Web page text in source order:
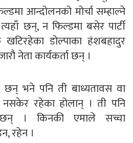
आन्दोलनको मोर्चा सम्हाल्ने
छन्, न फिल्डमा बसेर पार्टी
खटिरहेका डोल्पाका हंशबहादुर
नेता कार्यकर्ता छन् ।
छन् भने पनि ती बाध्यतावस वा
रहेका होलान् । ती पनि
छन् । किनकी एमाले सच्चा
रहेन ।